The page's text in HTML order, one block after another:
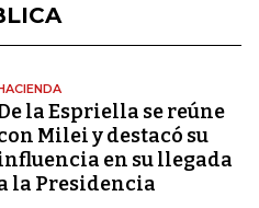
la Espriella se reúne
Milei y destacó su
en su llegada
la Presidencia